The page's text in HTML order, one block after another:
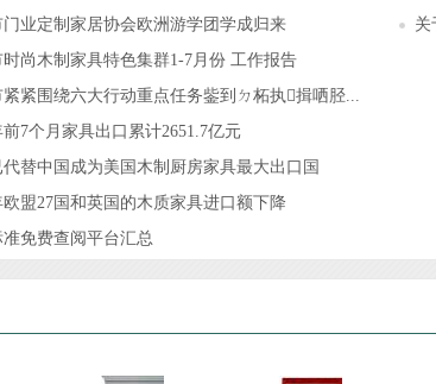
业定制家居协会欧洲游学团学成归来
尚木制家具特色集群1-7月份 工作报告
紧围绕六大行动重点任务鈭到ㄉ柘执揖哂胫...
前7个月家具出口累计2651.7亿元
代替中国成为美国木制厨房家具最大出口国
欧盟27国和英国的木质家具进口额下降
免费查阅平台汇总
关